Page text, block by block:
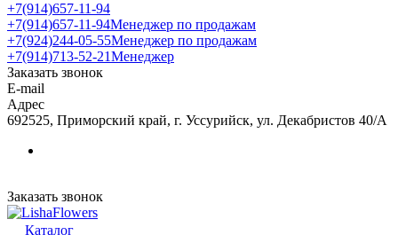
+7(914)657-11-94
+7(914)657-11-94Менеджер по продажам
+7(924)244-05-55Менеджер по продажам
+7(914)713-52-21Менеджер
Заказать звонок
E-mail
Адрес
692525, Приморский край, г. Уссурийск, ул. Декабристов 40/А
Заказать звонок
Каталог